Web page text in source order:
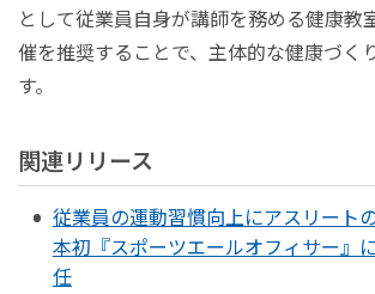
として従業員自身が講師を務める健康教
催を推奨することで、主体的な健康づく
す。
関連リリース
従業員の運動習慣向上にアスリート
本初『スポーツエールオフィサー』
任